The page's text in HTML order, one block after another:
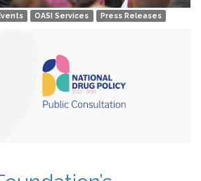
OASI Services Press Releases